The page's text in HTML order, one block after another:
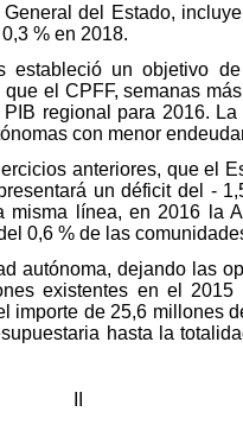
del Estado,
% en 2018.
un objetivo
el CPFF, semanas
regional para 2016.
con menor
anteriores, que el
un déficit del -
línea, en 2016 la
0,6 % de las
autónoma, dejando las
existentes en el
importe de 25,6 millones
hasta la